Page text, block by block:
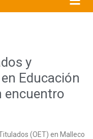
y
Educación
encuentro
(OET) en Malleco